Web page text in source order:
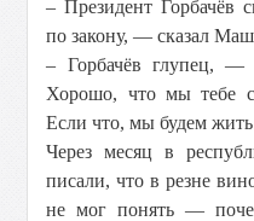
– Президент Горбачёв
по закону, — сказал
– Горбачёв глупец, —
Хорошо, что мы тебе
Если что, мы будем жить
Через месяц в
писали, что в резне
не мог понять —